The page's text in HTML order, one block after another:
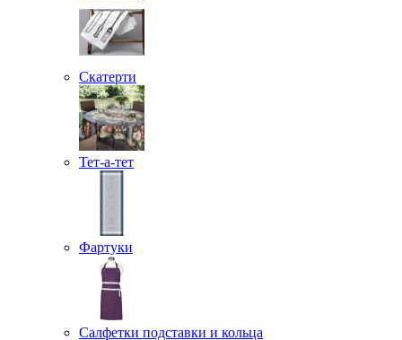
Скатерти
Тет-а-тет
Фартуки
Салфетки подставки и кольца